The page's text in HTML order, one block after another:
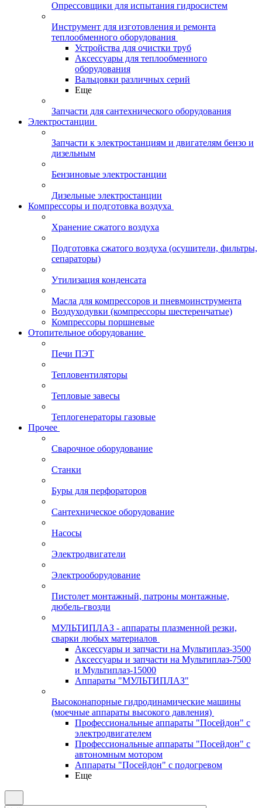
Опрессовщики для испытания гидросистем
Инструмент для изготовления и ремонта
теплообменного оборудования
Устройства для очистки труб
Аксессуары для теплообменного
оборудования
Вальцовки различных серий
Еще
Запчасти для сантехнического оборудования
Электростанции
Запчасти к электростанциям и двигателям бензо и
дизельным
Бензиновые электростанции
Дизельные электростанции
Компрессоры и подготовка воздуха
Хранение сжатого воздуха
Подготовка сжатого воздуха (осушители, фильтры,
сепараторы)
Утилизация конденсата
Масла для компрессоров и пневмоинструмента
Воздуходувки (компрессоры шестеренчатые)
Компрессоры поршневые
Отопительное оборудование
Печи ПЭТ
Тепловентиляторы
Тепловые завесы
Теплогенераторы газовые
Прочее
Сварочное оборудование
Станки
Буры для перфораторов
Сантехническое оборудование
Насосы
Электродвигатели
Электрооборудование
Пистолет монтажный, патроны монтажные,
дюбель-гвозди
МУЛЬТИПЛАЗ - аппараты плазменной резки,
сварки любых материалов
Аксессуары и запчасти на Мультиплаз-3500
Аксессуары и запчасти на Мультиплаз-7500
и Мультиплаз-15000
Аппараты "МУЛЬТИПЛАЗ"
Высоконапорные гидродинамические машины
(моечные аппараты высокого давления)
Профессиональные аппараты "Посейдон" с
электродвигателем
Профессиональные аппараты "Посейдон" с
автономным мотором
Аппараты "Посейдон" с подогревом
Еще